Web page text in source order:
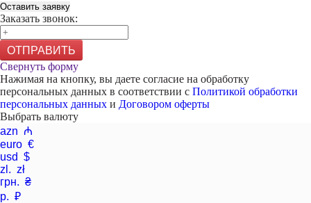
Оставить заявку
Заказать звонок:
ОТПРАВИТЬ
Свернуть форму
Нажимая на кнопку, вы даете согласие на обработку
персональных данных в соответствии с Политикой обработки
персональных данных и Договором оферты
Выбрать валюту
azn ₼
euro €
usd $
zl. zł
грн. ₴
р. ₽